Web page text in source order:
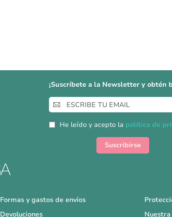
¡Suscríbete a la Newsletter y obtén
Inscríbase
a
nuestro
boletín
He leído y acepto la política de
Suscribirse
Formas y gastos de envíos
Devoluciones